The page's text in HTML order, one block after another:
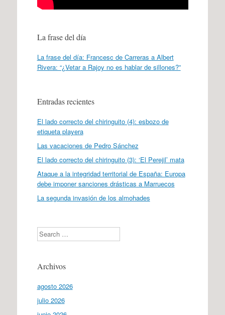
La frase del día
La frase del día: Francesc de Carreras a Albert
Rivera: “¿Vetar a Rajoy no es hablar de sillones?”
Entradas recientes
El lado correcto del chiringuito (4): esbozo de
etiqueta playera
Las vacaciones de Pedro Sánchez
El lado correcto del chiringuito (3): ‘El Perejil’ mata
Ataque a la integridad territorial de España: Europa
debe imponer sanciones drásticas a Marruecos
La segunda invasión de los almohades
Search
Archivos
agosto 2026
julio 2026